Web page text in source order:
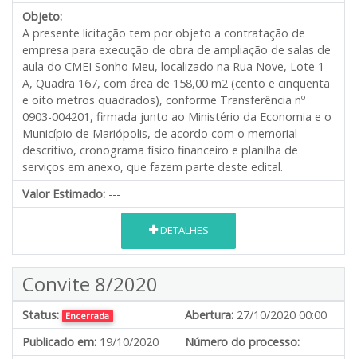
Objeto:
A presente licitação tem por objeto a contratação de
empresa para execução de obra de ampliação de salas de
aula do CMEI Sonho Meu, localizado na Rua Nove, Lote 1-
A, Quadra 167, com área de 158,00 m2 (cento e cinquenta
e oito metros quadrados), conforme Transferência nº
0903-004201, firmada junto ao Ministério da Economia e o
Município de Mariópolis, de acordo com o memorial
descritivo, cronograma físico financeiro e planilha de
serviços em anexo, que fazem parte deste edital.
Valor Estimado: ---
DETALHES
Convite 8/2020
Status: Encerrada Abertura: 27/10/2020 00:00
Publicado em: 19/10/2020
Número do processo: